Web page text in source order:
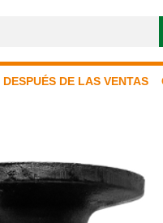
DESPUÉS DE LAS VENTAS